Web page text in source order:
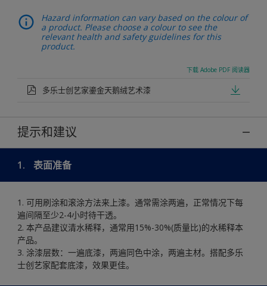
Hazard information can vary based on the colour of
a product. Please choose a colour to see the
relevant health and safety guidelines for this
product.
下载 Adobe PDF 阅读器
多乐士创艺家鎏金天鹅绒艺术漆
提示和建议
1. 表面准备
1. 可用刷涂和滚涂方法来上漆。通常需涂两遍，正常情况下每
遍间隔至少2-4小时待干透。
2. 本产品建议清水稀释，通常用15%-30%(质量比)的水稀释本
产品。
3. 涂漆层数：一遍底漆，两遍同色中涂，两遍主材。搭配多乐
士创艺家配套底漆，效果更佳。